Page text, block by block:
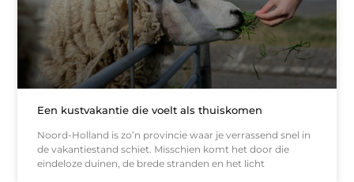
Een kustvakantie die voelt als thuiskomen
Noord-Holland is zo’n provincie waar je verrassend snel in
de vakantiestand schiet. Misschien komt het door die
eindeloze duinen, de brede stranden en het licht